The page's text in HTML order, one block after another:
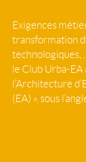
Exigences
transformation
technologiques,
le Club Urba-EA
l’Architecture
(EA) », sous